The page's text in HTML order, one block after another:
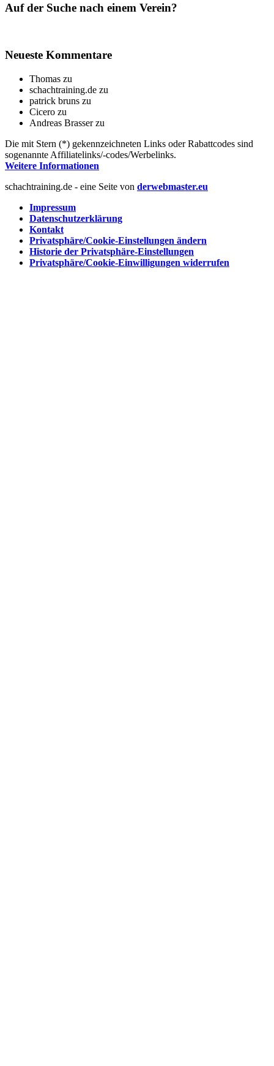
Auf der Suche nach einem Verein?
Neueste Kommentare
Thomas zu
schachtraining.de zu
patrick bruns zu
Cicero zu
Andreas Brasserzu
Die mit Stern (*) gekennzeichneten Links oder Rabattcodes sind
sogenannte Affiliatelinks/-codes/Werbelinks.
Weitere Informationen
schachtraining.de - eine Seite von derwebmaster.eu
Impressum
Datenschutzerklärung
Kontakt
Privatsphäre/Cookie-Einstellungen ändern
Historie der Privatsphäre-Einstellungen
Privatsphäre/Cookie-Einwilligungen widerrufen